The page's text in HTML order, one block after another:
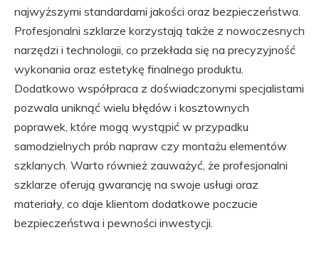
najwyższymi standardami jakości oraz bezpieczeństwa.
Profesjonalni szklarze korzystają także z nowoczesnych
narzędzi i technologii, co przekłada się na precyzyjność
wykonania oraz estetykę finalnego produktu.
Dodatkowo współpraca z doświadczonymi specjalistami
pozwala uniknąć wielu błędów i kosztownych
poprawek, które mogą wystąpić w przypadku
samodzielnych prób napraw czy montażu elementów
szklanych. Warto również zauważyć, że profesjonalni
szklarze oferują gwarancję na swoje usługi oraz
materiały, co daje klientom dodatkowe poczucie
bezpieczeństwa i pewności inwestycji.